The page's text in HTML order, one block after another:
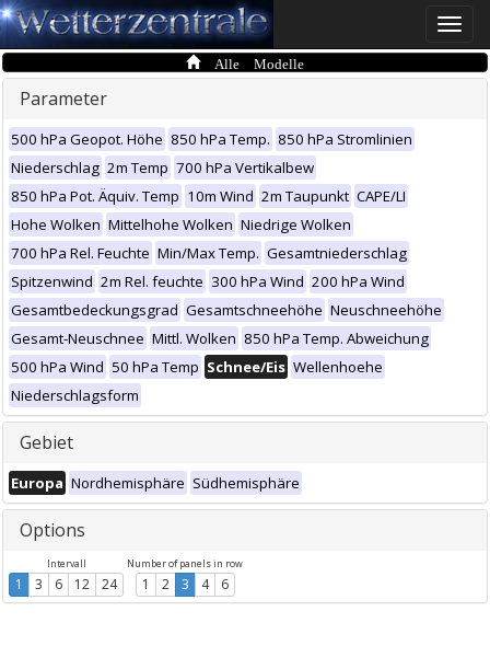
Toggle
Alle Modelle
Parameter
500 hPa Geopot. Höhe 850 hPa Temp. 850 hPa Stromlinien
Niederschlag 2m Temp 700 hPa Vertikalbew
850 hPa Pot. Äquiv. Temp 10m Wind 2m Taupunkt CAPE/LI
Hohe Wolken Mittelhohe Wolken Niedrige Wolken
700 hPa Rel. Feuchte Min/Max Temp. Gesamtniederschlag
Spitzenwind 2m Rel. feuchte 300 hPa Wind 200 hPa Wind
Gesamtbedeckungsgrad Gesamtschneehöhe Neuschneehöhe
Gesamt-Neuschnee Mittl. Wolken 850 hPa Temp. Abweichung
500 hPa Wind 50 hPa Temp Schnee/Eis Wellenhoehe
Niederschlagsform
Gebiet
Europa Nordhemisphäre Südhemisphäre
Options
Intervall
1 3 6 12 24
Number of panels in row
1 2 3 4 6